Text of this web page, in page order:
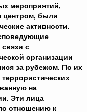
мероприятий,
центром, были
активности.
с
организации
за рубежом. По их
на
Эти лица
отношению к